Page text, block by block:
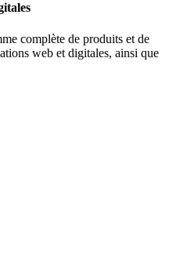
complète de produits et de
web et digitales, ainsi que